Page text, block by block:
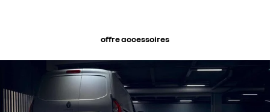
offre accessoires